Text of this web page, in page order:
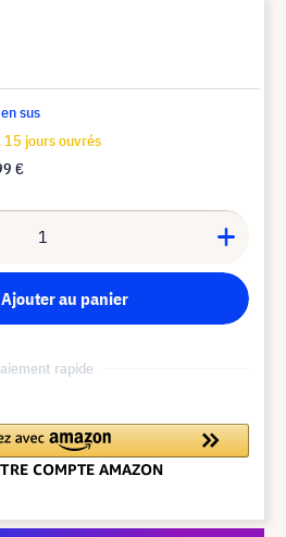
sus
jours ouvrés
€
Ajouter au panier
rapide